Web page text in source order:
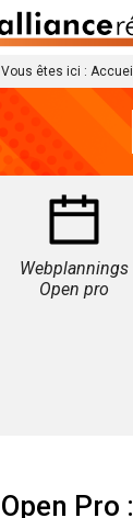
Vous êtes ici : Accueil
Webplannings
Open pro
Open Pro